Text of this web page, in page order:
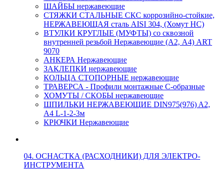
ШАЙБЫ нержавеющие
СТЯЖКИ СТАЛЬНЫЕ СКС коррозийно-стойкие,
НЕРЖАВЕЮЩАЯ сталь AISI 304, (Хомут НС)
ВТУЛКИ КРУГЛЫЕ (МУФТЫ) со сквозной
внутренней резьбой Нержавеющие (А2, А4) ART
9070
АНКЕРА Нержавеющие
ЗАКЛЕПКИ нержавеющие
КОЛЬЦА СТОПОРНЫЕ нержавеющие
ТРАВЕРСА - Профили монтажные С-образные
ХОМУТЫ / СКОБЫ нержавеющие
ШПИЛЬКИ НЕРЖАВЕЮЩИЕ DIN975(976) A2,
А4 L-1-2-3м
КРЮЧКИ Нержавеющие
04. ОСНАСТКА (РАСХОДНИКИ) ДЛЯ ЭЛЕКТРО-
ИНСТРУМЕНТА